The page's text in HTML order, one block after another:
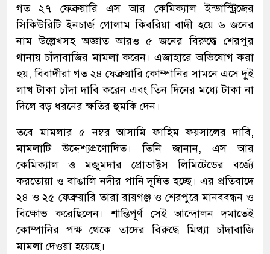
গত ২৭ ফেব্রুয়ারি এস আর কেমিক্যাল ইন্ডাস্ট্রিজের
সিকিউরিটি ইনচার্জ গোলাম কিবরিয়া বাদী হয়ে ৬ জনের
নাম উল্লেখসহ অজ্ঞাত আরও ৫ জনের বিরুদ্ধে শেরপুর
থানায় চাঁদাবাজির মামলা করেন। এজাহারে অভিযোগ করা
হয়, বিবাদীরা গত ২৪ ফেব্রুয়ারি কোম্পানির সামনে এসে দুই
লাখ টাকা চাঁদা দাবি করেন এবং তিন দিনের মধ্যে টাকা না
দিলে বড় ধরনের ক্ষতির হুমকি দেন।
তবে মামলার ৫ নম্বর আসামি ফাহিম ফয়সালের দাবি,
মামলাটি উদ্দেশ্যপ্রণোদিত। তিনি জানান, এস আর
কেমিক্যাল ও মজুমদার প্রোডাক্টস লিমিটেডের বর্জ্যে
করতোয়া ও বাঙালি নদীর পানি দূষিত হচ্ছে। এর প্রতিবাদে
২৪ ও ২৫ ফেব্রুয়ারি তারা রায়গঞ্জ ও শেরপুরে মানববন্ধন ও
বিক্ষোভ করেছিলেন। শান্তিপূর্ণ সেই আন্দোলন দমাতেই
কোম্পানির পক্ষ থেকে তাদের বিরুদ্ধে মিথ্যা চাঁদাবাজি
মামলা দেওয়া হয়েছে।